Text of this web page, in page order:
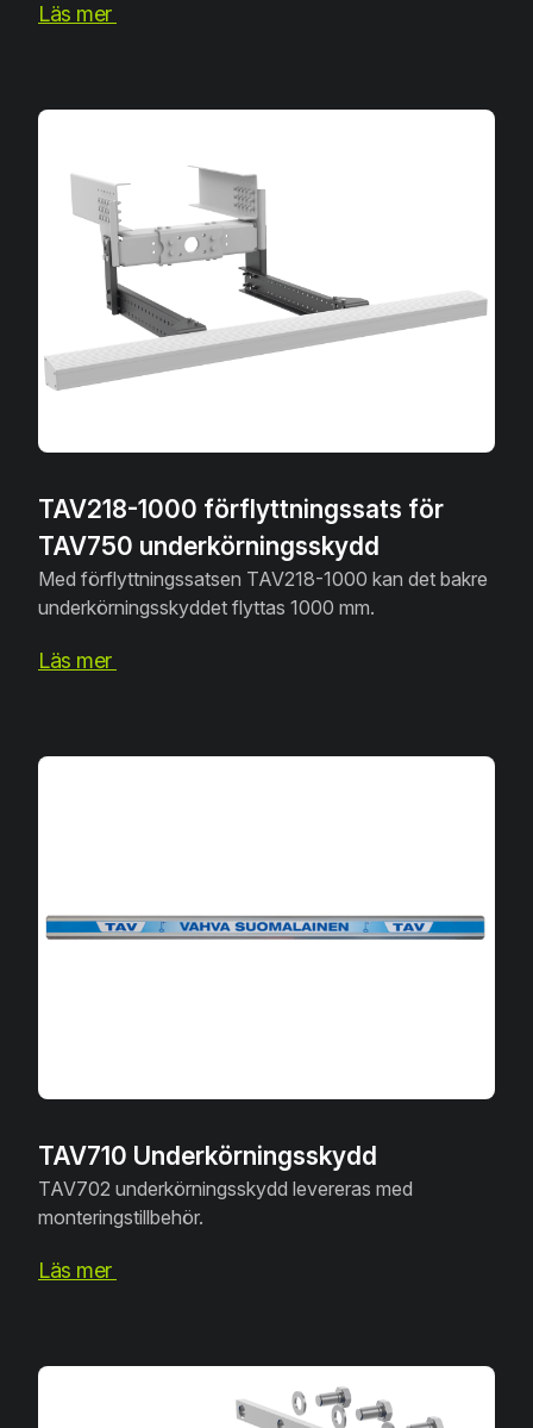
Läs mer
TAV218-1000 förflyttningssats för
TAV750 underkörningsskydd
Med förflyttningssatsen TAV218-1000 kan det bakre
underkörningsskyddet flyttas 1000 mm.
Läs mer
TAV710 Underkörningsskydd
TAV702 underkörningsskydd levereras med
monteringstillbehör.
Läs mer